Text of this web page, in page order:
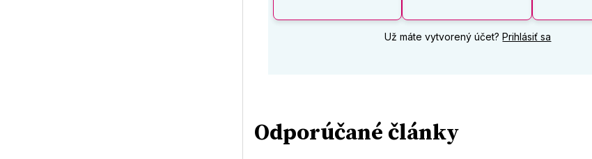
Už máte vytvorený účet?Prihlásiť sa
Odporúčané články